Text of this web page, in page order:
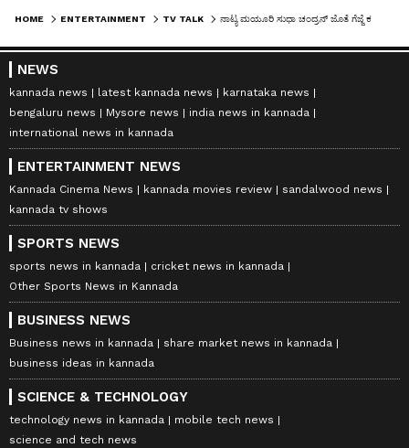
HOME ENTERTAINMENT TV TALK
NEWS
kannada news latest kannada news
karnataka news
bengaluru news
Mysore news
india news in kannada
international news in kannada
ENTERTAINMENT NEWS
Kannada Cinema News kannada movies review
sandalwood news
kannada tv shows
SPORTS NEWS
sports news in kannada
cricket news in kannada
Other Sports News in Kannada
BUSINESS NEWS
Business news in kannada
share market news in kannada
business ideas in kannada
SCIENCE & TECHNOLOGY
technology news in kannada
mobile tech news
science and tech news